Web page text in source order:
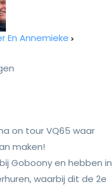
En Annemieke
on tour VQ65 waar
maken!
Goboony en hebben in
waarbij dit de 2e